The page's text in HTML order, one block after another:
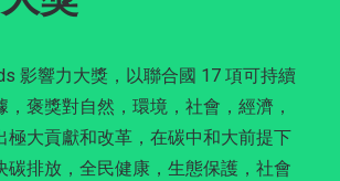
影響力大獎，以聯合國 17 項可持續
，褒獎對自然，環境，社會，經濟，
極大貢獻和改革，在碳中和大前提下
碳排放，全民健康，生態保護，社會